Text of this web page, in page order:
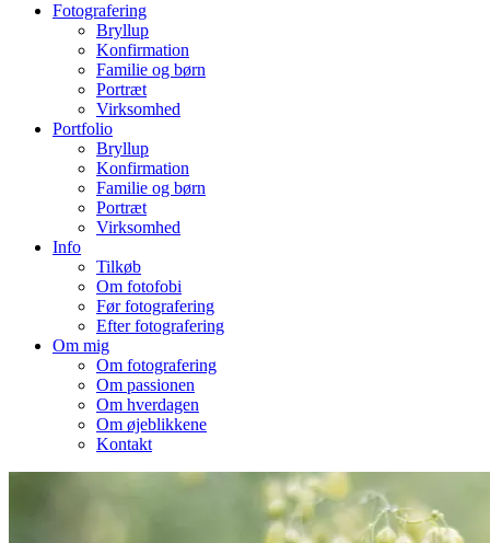
Fotografering
Bryllup
Konfirmation
Familie og børn
Portræt
Virksomhed
Portfolio
Bryllup
Konfirmation
Familie og børn
Portræt
Virksomhed
Info
Tilkøb
Om fotofobi
Før fotografering
Efter fotografering
Om mig
Om fotografering
Om passionen
Om hverdagen
Om øjeblikkene
Kontakt